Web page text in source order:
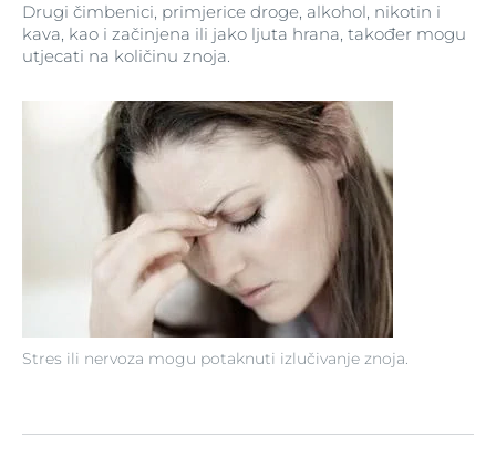
Stres ili nervoza mogu potaknuti izlučivanje znoja.
Drugi čimbenici, primjerice droge, alkohol, nikotin i
kava, kao i začinjena ili jako ljuta hrana, također mogu
utjecati na količinu znoja.